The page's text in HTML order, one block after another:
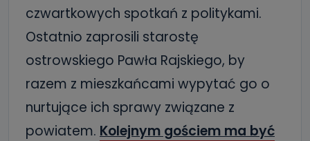
czwartkowych spotkań z politykami.
Ostatnio zaprosili starostę
ostrowskiego Pawła Rajskiego, by
razem z mieszkańcami wypytać go o
nurtujące ich sprawy związane z
powiatem. Kolejnym gościem ma być